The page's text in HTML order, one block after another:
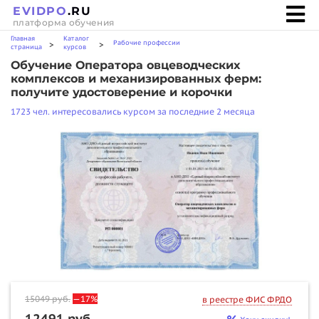
EVIDPO.RU
платформа обучения
Главная
страница
>
Каталог
курсов
> Рабочие профессии
Обучение Оператора овцеводческих
комплексов и механизированных ферм:
получите удостоверение и корочки
1723 чел. интересовались курсом за последние 2 месяца
15049руб. —17% в реестре ФИС ФРДО